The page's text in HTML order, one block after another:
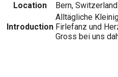
Location
Bern, Switzerland
Introduction
Alltägliche
Firlefanz und
Gross bei uns